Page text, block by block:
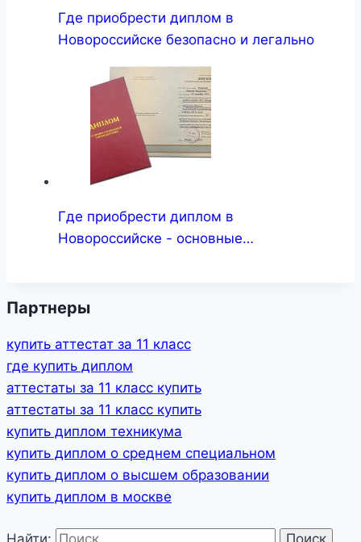
Где приобрести диплом в
Новороссийске безопасно и легально
Где приобрести диплом в
Новороссийске - основные…
Партнеры
купить аттестат за 11 класс
где купить диплом
аттестаты за 11 класс купить
аттестаты за 11 класс купить
купить диплом техникума
купить диплом о среднем специальном
купить диплом о высшем образовании
купить диплом в москве